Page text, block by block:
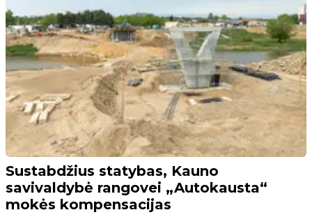
Sustabdžius statybas, Kauno
savivaldybė rangovei „Autokausta“
mokės kompensacijas